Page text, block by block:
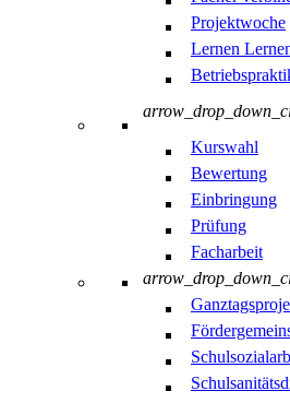
Projektwoche
Lernen
Kurswahl
Bewertung
Einbringung
Prüfung
Facharbeit